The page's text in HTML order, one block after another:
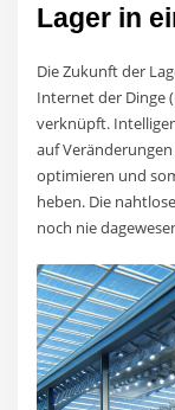
Lager in
Die Zukunft der
Internet der Dinge
verknüpft.
auf
optimieren und
heben. Die
noch nie